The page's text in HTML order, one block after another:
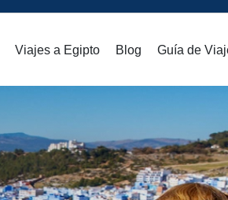
Viajes a Egipto Blog Guía de